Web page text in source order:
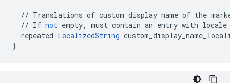
// Translations of custom display name of the
// If not empty, must contain an entry with locale
repeated LocalizedString
}